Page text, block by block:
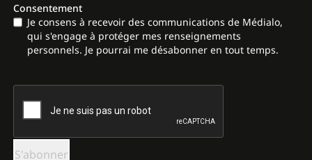
Consentement
Je consens à recevoir des communications de Médialo,
qui s'engage à protéger mes renseignements
personnels. Je pourrai me désabonner en tout temps.
CAPTCHA